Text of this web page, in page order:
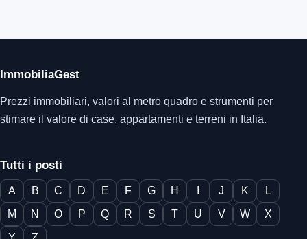
ImmobiliaGest
Prezzi immobiliari, valori al metro quadro e strumenti per
stimare il valore di case, appartamenti e terreni in Italia.
Tutti i posti
A B C D E F G H J K
L
M
N O P Q R S T U V W
X